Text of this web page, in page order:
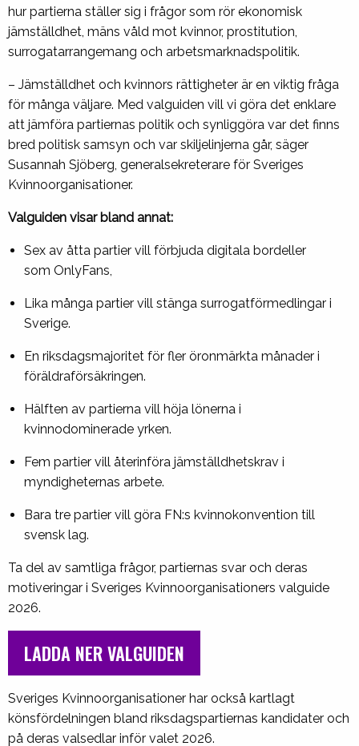
hur partierna ställer sig i frågor som rör ekonomisk
jämställdhet, mäns våld mot kvinnor, prostitution,
surrogatarrangemang och arbetsmarknadspolitik.
– Jämställdhet och kvinnors rättigheter är en viktig fråga
för många väljare. Med valguiden vill vi göra det enklare
att jämföra partiernas politik och synliggöra var det finns
bred politisk samsyn och var skiljelinjerna går, säger
Susannah Sjöberg, generalsekreterare för Sveriges
Kvinnoorganisationer.
Valguiden visar bland annat:
Sex av åtta partier vill förbjuda digitala bordeller
som OnlyFans,
Lika många partier vill stänga surrogatförmedlingar i
Sverige.
En riksdagsmajoritet för fler öronmärkta månader i
föräldraförsäkringen.
Hälften av partierna vill höja lönerna i
kvinnodominerade yrken.
Fem partier vill återinföra jämställdhetskrav i
myndigheternas arbete.
Bara tre partier vill göra FN:s kvinnokonvention till
svensk lag.
Ta del av samtliga frågor, partiernas svar och deras
motiveringar i Sveriges Kvinnoorganisationers valguide
2026.
LADDA NER VALGUIDEN
Sveriges Kvinnoorganisationer har också kartlagt
könsfördelningen bland riksdagspartiernas kandidater och
på deras valsedlar inför valet 2026.